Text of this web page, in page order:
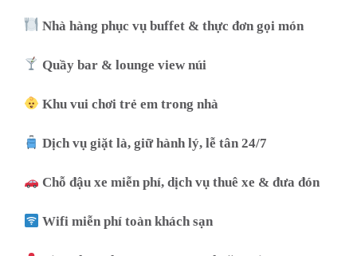
Nhà hàng phục vụ buffet & thực đơn gọi món
Quầy bar & lounge view núi
Khu vui chơi trẻ em trong nhà
Dịch vụ giặt là, giữ hành lý, lễ tân 24/7
Chỗ đậu xe miễn phí, dịch vụ thuê xe & đưa đón
Wifi miễn phí toàn khách sạn